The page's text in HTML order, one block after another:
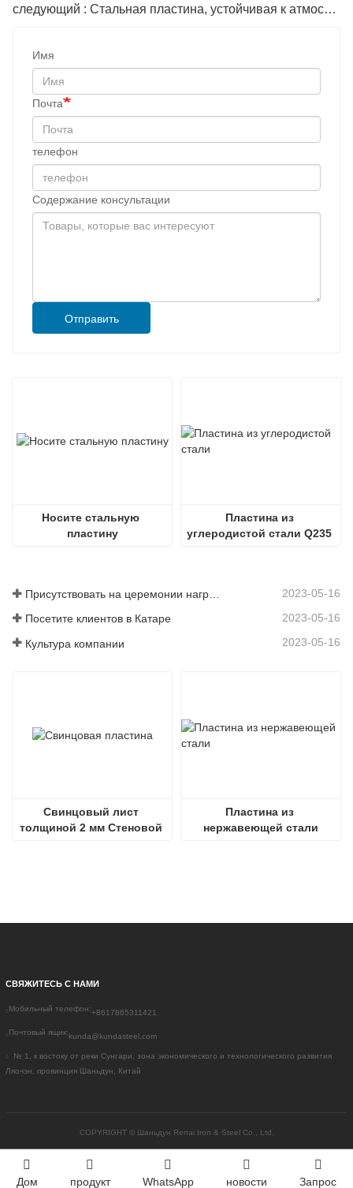
следующий : Стальная пластина, устойчивая к атмосферным воздействиям
Имя
Почта
телефон
Содержание консультации
Отправить
Носите стальную
пластину
Пластина из
углеродистой стали Q235
2023-05-16
Посетите клиентов в Катаре 2023-05-16
Культура компании 2023-05-16
Свинцовый лист
толщиной 2 мм Стеновой
Пластина из
нержавеющей стали
СВЯЖИТЕСЬ С НАМИ
Мобильный телефон:+8617865311421
Почтовый ящик:kunda@kundasteel.com
№ 1, к востоку от реки Сунгари, зона экономического и технологического развития
Ляочэн, провинция Шаньдун, Китай
COPYRIGHT © Шаньдун Renai Iron & Steel Co., Ltd.
Дом продукт WhatsApp новости Запрос